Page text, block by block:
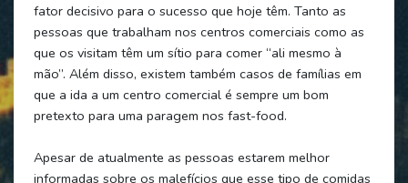
fator decisivo para o sucesso que hoje têm. Tanto as
pessoas que trabalham nos centros comerciais como as
que os visitam têm um sítio para comer “ali mesmo à
mão”. Além disso, existem também casos de famílias em
que a ida a um centro comercial é sempre um bom
pretexto para uma paragem nos fast-food.
Apesar de atualmente as pessoas estarem melhor
informadas sobre os malefícios que esse tipo de comidas